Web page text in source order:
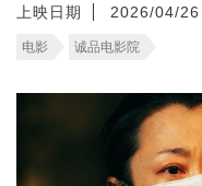
上映日期
2026/04/26
电影 诚品电影院